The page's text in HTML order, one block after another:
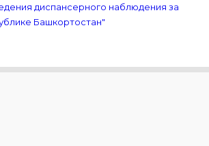
диспансерного наблюдения за
Башкортостан"